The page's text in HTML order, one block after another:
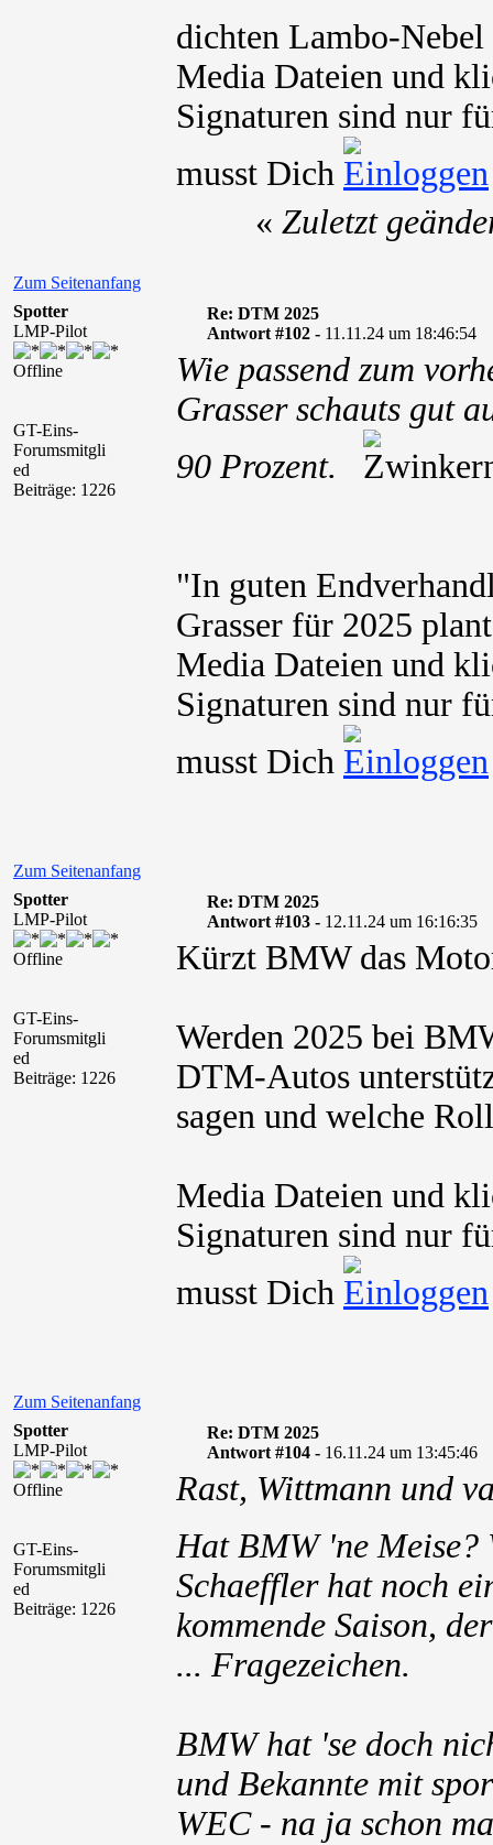
dichten Lambo-
Media Dateien und
Signaturen sind nur
musst Dich
Zum Seitenanfang
« Zuletzt
Spotter
LMP-Pilot
Offline
GT-Eins-
Forumsmitgli
ed
Beiträge: 1226
Re: DTM 2025
Antwort #102 - 11.11.24 um 18:46:54
Wie passend zum
Grasser schauts gut
90 Prozent.
"In guten
Grasser für 2025 plant
Media Dateien und
Signaturen sind nur
musst Dich
Zum Seitenanfang
Spotter
LMP-Pilot
Offline
GT-Eins-
Forumsmitgli
ed
Beiträge: 1226
Re: DTM 2025
Antwort #103 - 12.11.24 um 16:16:35
Kürzt BMW das
Werden 2025 bei
DTM-Autos
sagen und welche
Media Dateien und
Signaturen sind nur
musst Dich
Zum Seitenanfang
Spotter
LMP-Pilot
Offline
GT-Eins-
Forumsmitgli
ed
Beiträge: 1226
Re: DTM 2025
Antwort #104 - 16.11.24 um 13:45:46
Rast, Wittmann und
Hat BMW 'ne
Schaeffler hat noch
kommende Saison,
... Fragezeichen.
BMW hat 'se doch
und Bekannte mit
WEC - na ja schon